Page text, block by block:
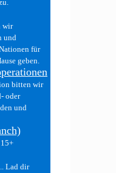
wir
und
für
geben.
bitten wir
oder
und
Lad dir